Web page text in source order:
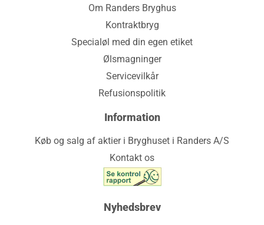
Om Randers Bryghus
Kontraktbryg
Specialøl med din egen etiket
Ølsmagninger
Servicevilkår
Refusionspolitik
Information
Køb og salg af aktier i Bryghuset i Randers A/S
Kontakt os
Nyhedsbrev